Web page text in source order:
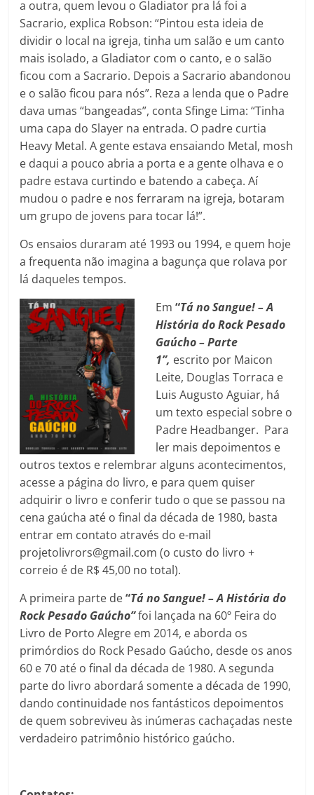
a outra, quem levou o Gladiator pra lá foi a
Sacrario, explica Robson: “Pintou esta ideia de
dividir o local na igreja, tinha um salão e um canto
mais isolado, a Gladiator com o canto, e o salão
ficou com a Sacrario. Depois a Sacrario abandonou
e o salão ficou para nós”. Reza a lenda que o Padre
dava umas “bangeadas”, conta Sfinge Lima: “Tinha
uma capa do Slayer na entrada. O padre curtia
Heavy Metal. A gente estava ensaiando Metal, mosh
e daqui a pouco abria a porta e a gente olhava e o
padre estava curtindo e batendo a cabeça. Aí
mudou o padre e nos ferraram na igreja, botaram
um grupo de jovens para tocar lá!”.
Os ensaios duraram até 1993 ou 1994, e quem hoje
a frequenta não imagina a bagunça que rolava por
lá daqueles tempos.
Em“Tá no Sangue! – A
História do Rock Pesado
Gaúcho – Parte
1”, escrito por Maicon
Leite, Douglas Torraca e
Luis Augusto Aguiar, há
um texto especial sobre o
Padre Headbanger. Para
ler mais depoimentos e
outros textos e relembrar alguns acontecimentos,
acesse a página do livro, e para quem quiser
adquirir o livro e conferir tudo o que se passou na
cena gaúcha até o final da década de 1980, basta
entrar em contato através do e-mail
projetolivrors@gmail.com (o custo do livro +
correio é de R$ 45,00 no total).
A primeira parte de“Tá no Sangue! – A História do
Rock Pesado Gaúcho”foi lançada na 60º Feira do
Livro de Porto Alegre em 2014, e aborda os
primórdios do Rock Pesado Gaúcho, desde os anos
60 e 70 até o final da década de 1980. A segunda
parte do livro abordará somente a década de 1990,
dando continuidade nos fantásticos depoimentos
de quem sobreviveu às inúmeras cachaçadas neste
verdadeiro patrimônio histórico gaúcho.